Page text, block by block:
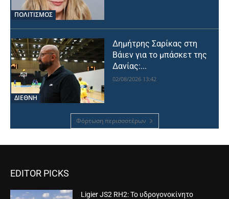
ΠΟΛΙΤΙΣΜΟΣ
ΔΙΕΘΝΗ
Δημήτρης Σαρίκας στη
Βάιεν για το μπάσκετ της
Δανίας:...
02/08/2026 13:42
Φόρτωση περισσοτέρων
EDITOR PICKS
Ligier JS2 RH2: Το υδρογονοκίνητο